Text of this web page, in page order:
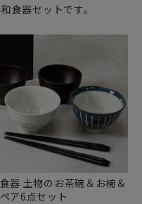
食器セットです。
器 土物のお茶碗＆お椀＆
ア6点セット